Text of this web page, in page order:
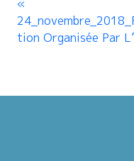
tion Organisée Par